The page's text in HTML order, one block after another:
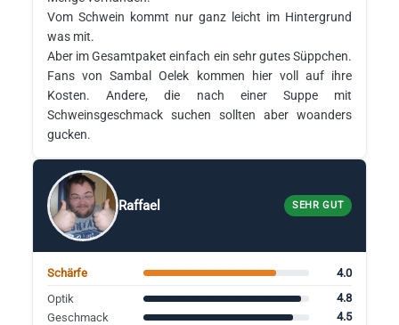
Vom Schwein kommt nur ganz leicht im Hintergrund
was mit.
Aber im Gesamtpaket einfach ein sehr gutes Süppchen.
Fans von Sambal Oelek kommen hier voll auf ihre
Kosten. Andere, die nach einer Suppe mit
Schweinsgeschmack suchen sollten aber woanders
gucken.
Raffael SEHR GUT
Schärfe
4.0
Optik
4.8
Geschmack
4.5